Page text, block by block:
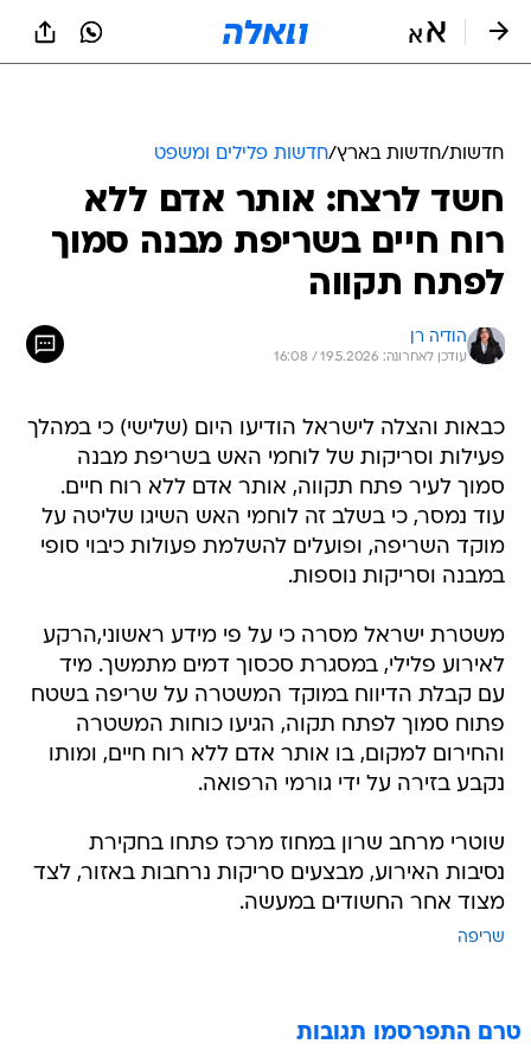
חדשות/חדשות בארץ/חדשות פלילים ומשפט
חשד לרצח: אותר אדם ללא
רוח חיים בשריפת מבנה סמוך
לפתח תקווה
הודיה רן
עודכן לאחרונה: 19.5.2026 / 16:08
כבאות והצלה לישראל הודיעו היום (שלישי) כי במהלך
פעילות וסריקות של לוחמי האש בשריפת מבנה
סמוך לעיר פתח תקווה, אותר אדם ללא רוח חיים.
עוד נמסר, כי בשלב זה לוחמי האש השיגו שליטה על
מוקד השריפה, ופועלים להשלמת פעולות כיבוי סופי
במבנה וסריקות נוספות.
משטרת ישראל מסרה כי על פי מידע ראשוני,הרקע
לאירוע פלילי, במסגרת סכסוך דמים מתמשך. מיד
עם קבלת הדיווח במוקד המשטרה על שריפה בשטח
פתוח סמוך לפתח תקוה, הגיעו כוחות המשטרה
והחירום למקום, בו אותר אדם ללא רוח חיים, ומותו
נקבע בזירה על ידי גורמי הרפואה.
שוטרי מרחב שרון במחוז מרכז פתחו בחקירת
נסיבות האירוע, מבצעים סריקות נרחבות באזור, לצד
מצוד אחר החשודים במעשה.
שריפה
טרם התפרסמו תגובות